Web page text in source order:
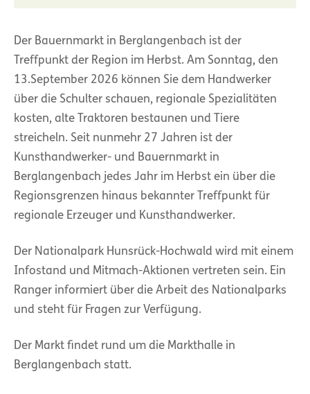
Der Bauernmarkt in Berglangenbach ist der
Treffpunkt der Region im Herbst. Am Sonntag, den
13.September 2026 können Sie dem Handwerker
über die Schulter schauen, regionale Spezialitäten
kosten, alte Traktoren bestaunen und Tiere
streicheln. Seit nunmehr 27 Jahren ist der
Kunsthandwerker- und Bauernmarkt in
Berglangenbach jedes Jahr im Herbst ein über die
Regionsgrenzen hinaus bekannter Treffpunkt für
regionale Erzeuger und Kunsthandwerker.
Der Nationalpark Hunsrück-Hochwald wird mit einem
Infostand und Mitmach-Aktionen vertreten sein. Ein
Ranger informiert über die Arbeit des Nationalparks
und steht für Fragen zur Verfügung.
Der Markt findet rund um die Markthalle in
Berglangenbach statt.